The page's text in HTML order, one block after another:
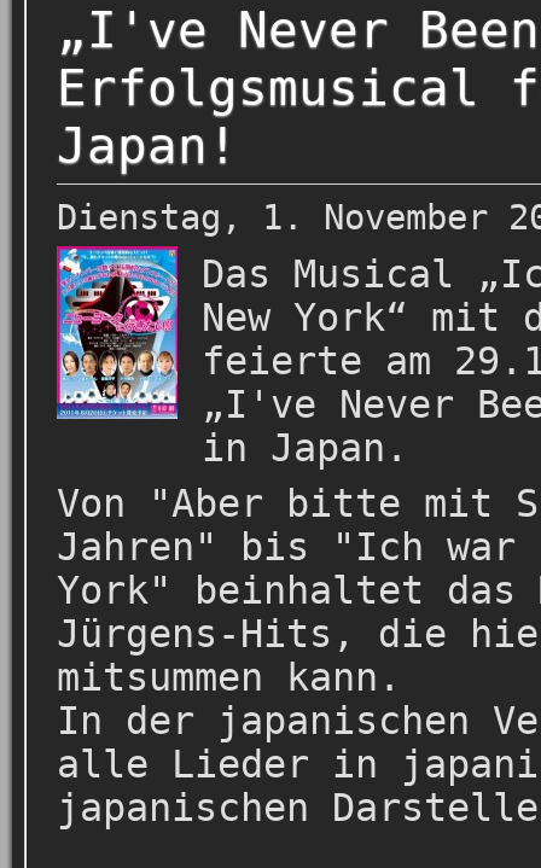
„I've Never
Erfolgsmusical
Japan!
Dienstag, 1. November
Das Musical
New York“ mit
feierte am
„I've Never
in Japan.
Von "Aber bitte mit
Jahren" bis "Ich war
York" beinhaltet das
Jürgens-Hits, die
mitsummen kann.
In der japanischen
alle Lieder in
japanischen